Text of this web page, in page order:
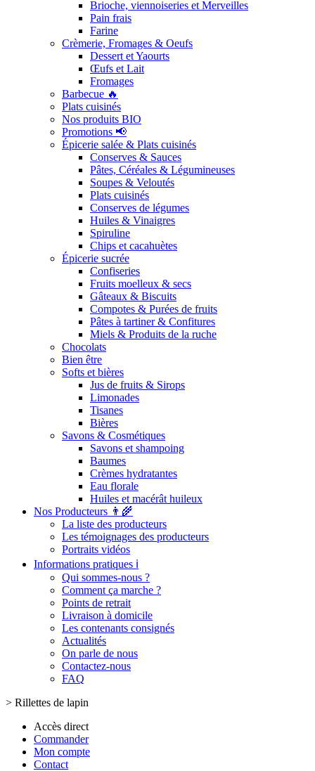
Brioche, viennoiseries et Merveilles
Pain frais
Farine
Crèmerie, Fromages & Oeufs
Dessert et Yaourts
Œufs et Lait
Fromages
Barbecue 🔥
Plats cuisinés
Nos produits BIO
Promotions 📢
Épicerie salée & Plats cuisinés
Conserves & Sauces
Pâtes, Céréales & Légumineuses
Soupes & Veloutés
Plats cuisinés
Conserves de légumes
Huiles & Vinaigres
Spiruline
Chips et cacahuètes
Épicerie sucrée
Confiseries
Fruits moelleux & secs
Gâteaux & Biscuits
Compotes & Purées de fruits
Pâtes à tartiner & Confitures
Miels & Produits de la ruche
Chocolats
Bien être
Softs et bières
Jus de fruits & Sirops
Limonades
Tisanes
Bières
Savons & Cosmétiques
Savons et shampoing
Baumes
Crèmes hydratantes
Eau florale
Huiles et macérât huileux
Nos Producteurs 👨‍🌾
La liste des producteurs
Les témoignages des producteurs
Portraits vidéos
Informations pratiques ℹ️
Qui sommes-nous ?
Comment ça marche ?
Points de retrait
Livraison à domicile
Les contenants consignés
Actualités
On parle de nous
Contactez-nous
FAQ
> Rillettes de lapin
Accès direct
Commander
Mon compte
Contact